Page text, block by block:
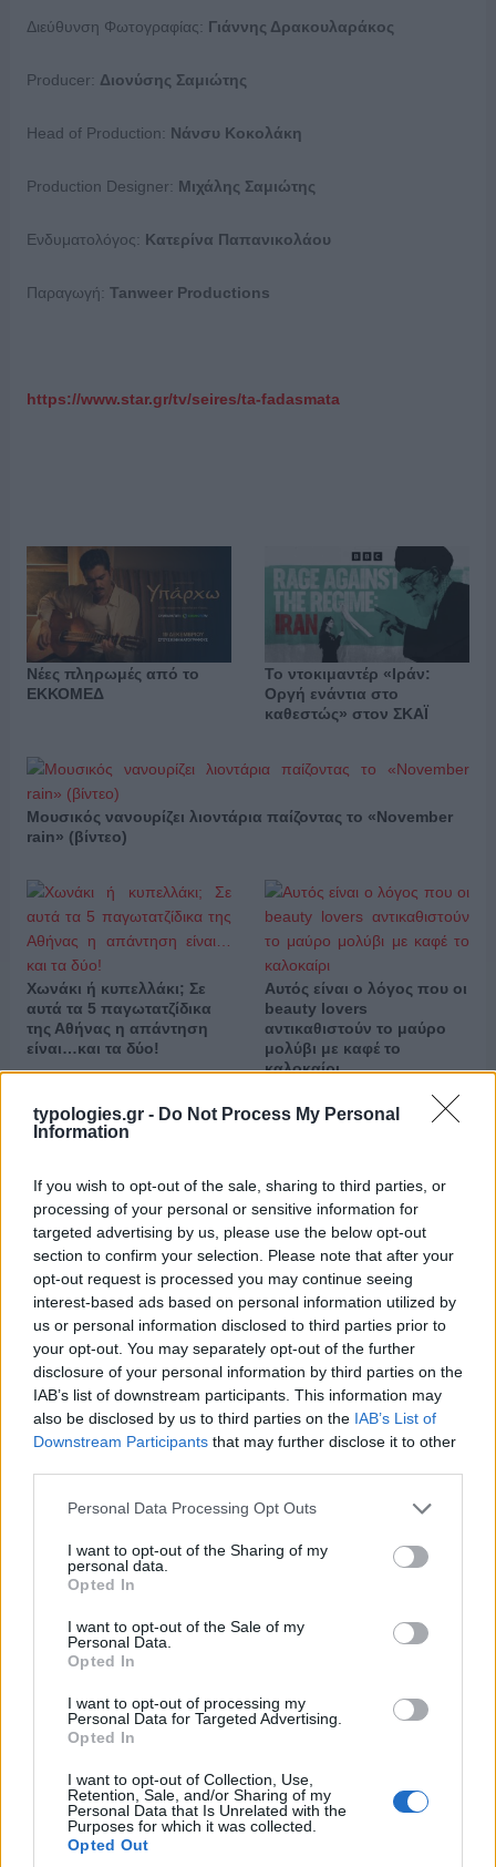
typologies.gr - Do Not Process My Personal
Information
If you wish to opt-out of the sale, sharing to third parties, or
processing of your personal or sensitive information for
targeted advertising by us, please use the below opt-out
section to confirm your selection. Please note that after your
opt-out request is processed you may continue seeing
interest-based ads based on personal information utilized by
us or personal information disclosed to third parties prior to
your opt-out. You may separately opt-out of the further
disclosure of your personal information by third parties on the
IAB’s list of downstream participants. This information may
also be disclosed by us to third parties on the IAB’s List of
Downstream Participants that may further disclose it to other
Please note that this website/app uses one or more Google
not limited to your visit or usage behaviour. You may click to
grant or deny consent to Google and its third-party tags to
use your data for below specified purposes in below Google
consent section.
Personal Data Processing Opt Outs
I want to opt-out of the Sharing of my
personal data.
Opted In
I want to opt-out of the Sale of my
Personal Data.
Opted In
I want to opt-out of processing my
Personal Data for Targeted Advertising.
Opted In
I want to opt-out of Collection, Use,
Retention, Sale, and/or Sharing of my
Personal Data that Is Unrelated with the
Purposes for which it was collected.
Opted Out
Διεύθυνση Φωτογραφίας: Γιάννης Δρακουλαράκος
Producer: Διονύσης Σαμιώτης
Head of Production: Νάνσυ Κοκολάκη
Production Designer: Μιχάλης Σαμιώτης
Ενδυματολόγος: Κατερίνα Παπανικολάου
Παραγωγή: Tanweer Productions
https://www.star.gr/tv/seires/ta-fadasmata
Νέες πληρωμές από το
ΕΚΚΟΜΕΔ
Το ντοκιμαντέρ «Ιράν:
Οργή ενάντια στο
καθεστώς» στον ΣΚΑΪ
Μουσικός νανουρίζει λιοντάρια παίζοντας το «November
rain» (βίντεο)
Χωνάκι ή κυπελλάκι; Σε
αυτά τα 5 παγωτατζίδικα
της Αθήνας η απάντηση
είναι…και τα δύο!
Αυτός είναι ο λόγος που οι
beauty lovers
αντικαθιστούν το μαύρο
μολύβι με καφέ το
καλοκαίρι
παραλία φέτος!
Πεινάς και εσύ μετά το
ξενύχτι; 5 καντίνες στην
Αθήνα που σώζουν τις
βραδινές σου λιγούρες
Πώς να ξεφλουδίζεις
εύκολα το σκόρδο – Το
kitchen trick που κάθε
foodie πρέπει να ξέρει
Οι «Τυπολογίες» περνούν στην εικόνα, έχοντας ως πρώτο
Τηλεοπτικά
«Μαγειρέματα», Ψηφιακοί
Τσουνάμι Αλλαγών: Η
Εβδομάδα που Ανακάτεψε
την Τράπουλα των
Ελληνικών Media
YouTube: Ο Δήμος
Βερύκιος ανοίγει τα χαρτιά